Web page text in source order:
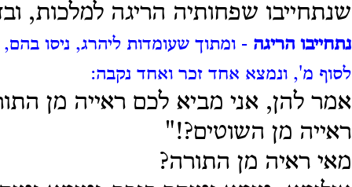
שנתחייבו שפחותיה הריגה למלכות,
נתחייבו הריגה - ומתוך שעומדות ליהרג, ניסו
לסוף מ', ונמצא אחד זכר ואחד נקבה:
אמר להן, אני מביא לכם ראייה מן
ראייה מן השוטים?!"
מאי ראיה מן התורה?